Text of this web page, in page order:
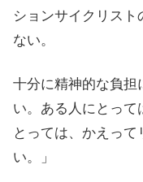
ションサイクリス
ない。
十分に精神的な負担
い。ある人にとって
とっては、かえっ
い。」